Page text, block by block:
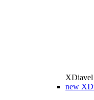
XDiavel
new